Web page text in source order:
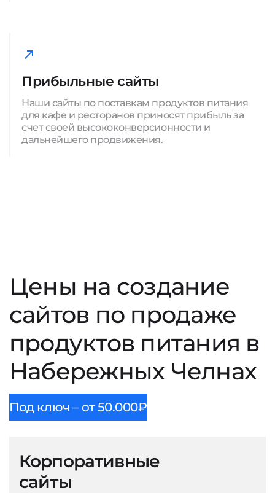
Прибыльные сайты
Наши сайты по поставкам продуктов питания
для кафе и ресторанов приносят прибыль за
счет своей высококонверсионности и
дальнейшего продвижения.
Цены на создание
сайтов по продаже
продуктов питания в
Набережных Челнах
Под ключ – от 50.000₽
Корпоративные
сайты